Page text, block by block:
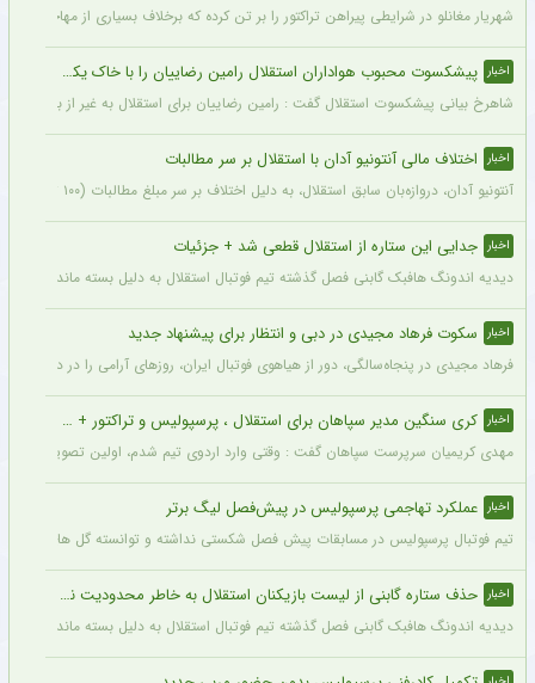
شهریار مغانلو در شرایطی پیراهن تراکتور را بر تن کرده که برخلاف بسیاری از مهاجمان
اخبار پیشکسوت محبوب هواداران استقلال رامین رضاییان را با خاک یکسان کرد + جزئیات
شاهرخ بیانی پیشکسوت استقلال گفت : رامین رضاییان برای استقلال به غیر از بازار
اخبار اختلاف مالی آنتونیو آدان با استقلال بر سر مطالبات
آنتونیو آدان، دروازه‌بان سابق استقلال، به دلیل اختلاف بر سر مبلغ مطالبات (۱۰۰ تا ۲۰۰ هزار یورو) قصد شکایت از باشگاه را دارد.
اخبار جدایی این ستاره از استقلال قطعی شد + جزئیات
دیدیه اندونگ هافبک گابنی فصل گذشته تیم فوتبال استقلال به دلیل بسته ماندن پنجره
اخبار سکوت فرهاد مجیدی در دبی و انتظار برای پیشنهاد جدید
فرهاد مجیدی در پنجاه‌سالگی، دور از هیاهوی فوتبال ایران، روزهای آرامی را در دبی
اخبار کری سنگین مدیر سپاهان برای استقلال ، پرسپولیس و تراکتور + جزئیات
مهدی کریمیان سرپرست سپاهان گفت : وقتی وارد اردوی تیم شدم، اولین تصویری که در
اخبار عملکرد تهاجمی پرسپولیس در پیش‌فصل لیگ برتر
تیم فوتبال پرسپولیس در مسابقات پیش فصل شکستی نداشته و توانسته گل های زیادی
اخبار حذف ستاره گابنی از لیست بازیکنان استقلال به خاطر محدودیت نقل‌وانتقالاتی
دیدیه اندونگ هافبک گابنی فصل گذشته تیم فوتبال استقلال به دلیل بسته ماندن پنجره